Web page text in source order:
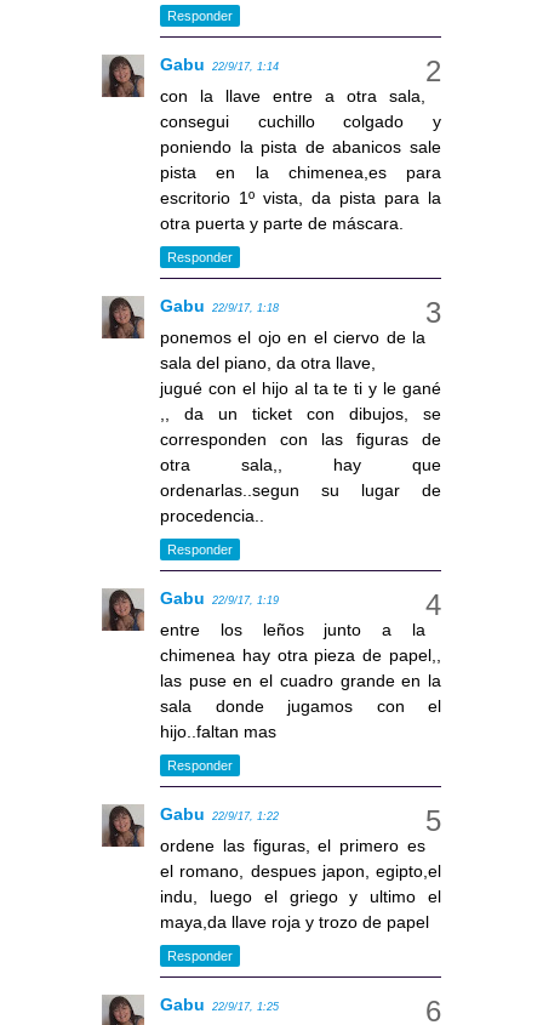
Responder
Gabu 22/9/17, 1:14
con la llave entre a otra sala,
consegui cuchillo colgado y
poniendo la pista de abanicos sale
pista en la chimenea,es para
escritorio 1º vista, da pista para la
otra puerta y parte de máscara.
Responder
Gabu 22/9/17, 1:18
ponemos el ojo en el ciervo de la
sala del piano, da otra llave,
jugué con el hijo al ta te ti y le gané
,, da un ticket con dibujos, se
corresponden con las figuras de
otra sala,, hay que
ordenarlas..segun su lugar de
procedencia..
Responder
Gabu 22/9/17, 1:19
entre los leños junto a la
chimenea hay otra pieza de papel,,
las puse en el cuadro grande en la
sala donde jugamos con el
hijo..faltan mas
Responder
Gabu 22/9/17, 1:22
ordene las figuras, el primero es
el romano, despues japon, egipto,el
indu, luego el griego y ultimo el
maya,da llave roja y trozo de papel
Responder
Gabu 22/9/17, 1:25